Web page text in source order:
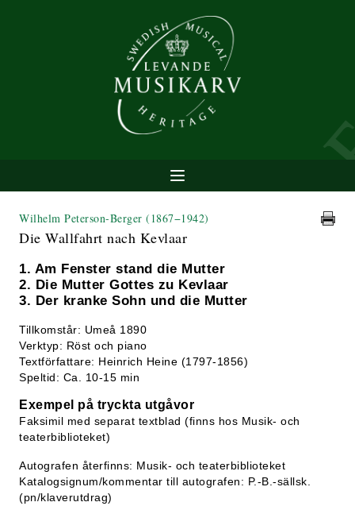
Wilhelm Peterson-Berger (1867−1942)
Die Wallfahrt nach Kevlaar
1. Am Fenster stand die Mutter
2. Die Mutter Gottes zu Kevlaar
3. Der kranke Sohn und die Mutter
Tillkomstår: Umeå 1890
Verktyp: Röst och piano
Textförfattare: Heinrich Heine (1797-1856)
Speltid: Ca. 10-15 min
Exempel på tryckta utgåvor
Faksimil med separat textblad (finns hos Musik- och
teaterbiblioteket)
Autografen återfinns: Musik- och teaterbiblioteket
Katalogsignum/kommentar till autografen: P.-B.-sällsk.
(pn/klaverutdrag)